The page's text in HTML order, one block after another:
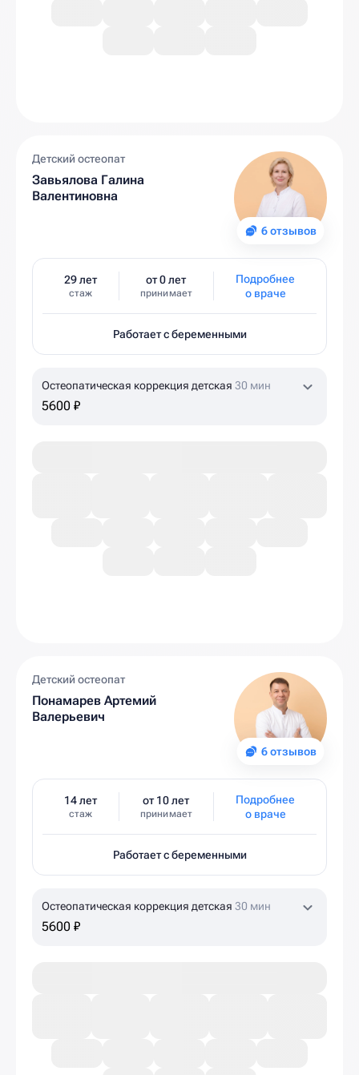
6 отзывов
Детский остеопат
Завьялова Галина
Валентиновна
29 лет
стаж
от 0 лет
принимает
Подробнее
о враче
Работает с беременными
Остеопатическая коррекция детская 30 мин
5600 ₽
6 отзывов
Детский остеопат
Понамарев Артемий
Валерьевич
14 лет
стаж
от 10 лет
принимает
Подробнее
о враче
Работает с беременными
Остеопатическая коррекция детская 30 мин
5600 ₽